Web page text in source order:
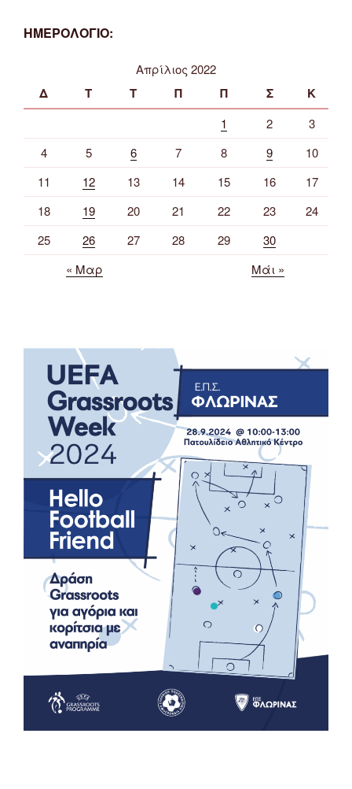
ΗΜΕΡΟΛΟΓΙΟ:
Απρίλιος 2022
Δ Τ Τ Π Π Σ Κ
1 2
3
4
5 6 7 8 9
10
11
12 13 14 15 16
17
18
19 20 21 22 23
24
25
26 27 28 29
30
« Μαρ
Μάι »